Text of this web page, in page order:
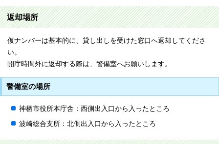
返却場所
仮ナンバーは基本的に、貸し出しを受けた窓口へ返却してくださ
い。
開庁時間外に返却する際は、警備室へお願いします。
警備室の場所
神栖市役所本庁舎：西側出入口から入ったところ
波崎総合支所：北側出入口から入ったところ